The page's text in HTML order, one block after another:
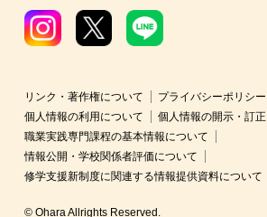
リンク・著作権について
プライバシーポリシー
個人情報の利用について
個人情報の開示・訂
職業実践専門課程の基本情報について
情報公開・学校関係者評価について
修学支援新制度に関連する情報提供資料について
© Ohara Allrights Reserved.